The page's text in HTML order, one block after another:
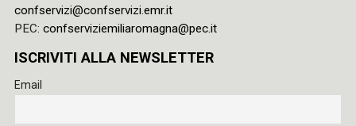
confservizi@confservizi.emr.it
PEC: confserviziemiliaromagna@pec.it
ISCRIVITI ALLA NEWSLETTER
Email